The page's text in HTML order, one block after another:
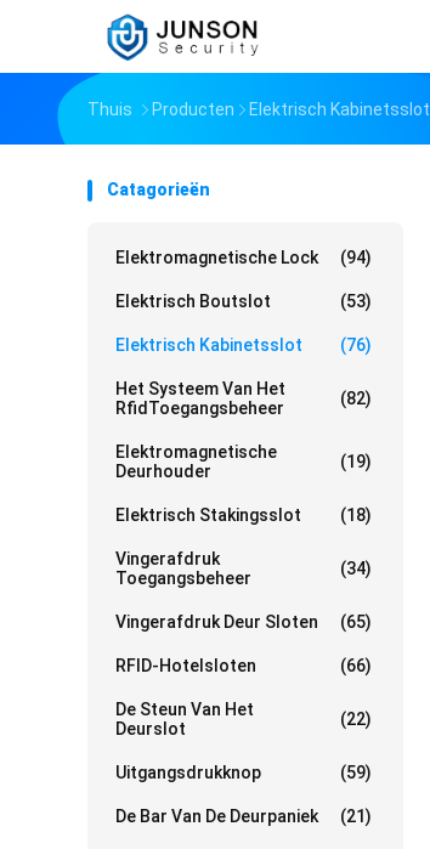
Thuis Producten Elektrisch Kabinetsslot
Catagorieën
Elektromagnetische Lock (94)
Elektrisch Boutslot (53)
Elektrisch Kabinetsslot (76)
Het Systeem Van Het
RfidToegangsbeheer
(82)
Elektromagnetische
Deurhouder
(19)
Elektrisch Stakingsslot (18)
Vingerafdruk
Toegangsbeheer
(34)
Vingerafdruk Deur Sloten (65)
RFID-Hotelsloten (66)
De Steun Van Het
Deurslot
(22)
Uitgangsdrukknop (59)
De Bar Van De Deurpaniek (21)